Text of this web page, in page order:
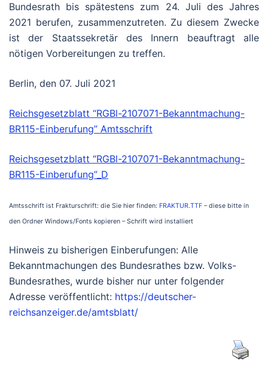
Bundesrath bis spätestens zum 24. Juli des Jahres
2021 berufen, zusammenzutreten. Zu diesem Zwecke
ist der Staatssekretär des Innern beauftragt alle
nötigen Vorbereitungen zu treffen.
Berlin, den 07. Juli 2021
Reichsgesetzblatt “RGBl-2107071-Bekanntmachung-
BR115-Einberufung” Amtsschrift
Reichsgesetzblatt “RGBl-2107071-Bekanntmachung-
BR115-Einberufung”_D
Amtsschrift ist Frakturschrift: die Sie hier finden: FRAKTUR.TTF – diese bitte in
den Ordner Windows/Fonts kopieren – Schrift wird installiert
Hinweis zu bisherigen Einberufungen: Alle
Bekanntmachungen des Bundesrathes bzw. Volks-
Bundesrathes, wurde bisher nur unter folgender
Adresse veröffentlicht: https://deutscher-
reichsanzeiger.de/amtsblatt/